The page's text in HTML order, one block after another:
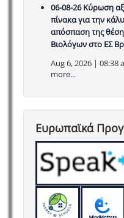
06-08-26 Κύρωση
πίνακα για την
απόσπαση της
Βιολόγων στο ΕΣ
Aug 6, 2026 | 08:38
more...
Ευρωπαϊκά